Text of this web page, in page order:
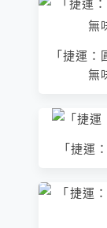
「捷運
無
「捷運